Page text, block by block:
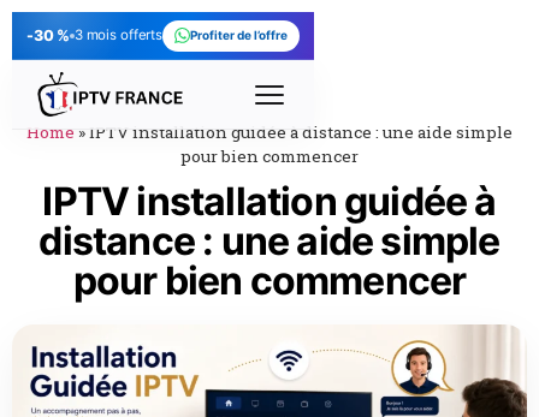
-30 % 3 mois offerts Profiter de l’offre
Home »IPTV installation guidée à distance : une aide simple
pour bien commencer
IPTV installation guidée à
distance : une aide simple
pour bien commencer